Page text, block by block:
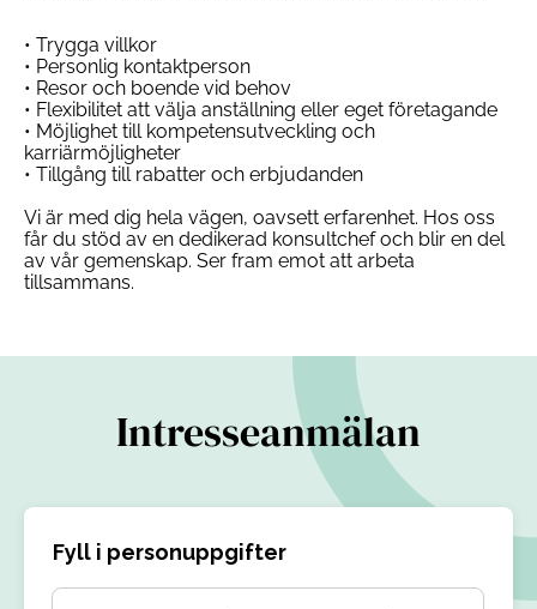
• Trygga villkor
• Personlig kontaktperson
• Resor och boende vid behov
• Flexibilitet att välja anställning eller eget företagande
• Möjlighet till kompetensutveckling och
karriärmöjligheter
• Tillgång till rabatter och erbjudanden
Vi är med dig hela vägen, oavsett erfarenhet. Hos oss
får du stöd av en dedikerad konsultchef och blir en del
av vår gemenskap. Ser fram emot att arbeta
tillsammans.
Intresseanmälan
Fyll i personuppgifter